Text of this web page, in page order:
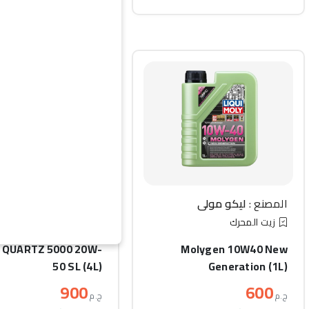
المصنع :ليكو مولي
زيت المحرك
Molygen 10W40 New
Generation (1L)
ج.م600
5000 20W-
50 SL (4L)
ج.م900